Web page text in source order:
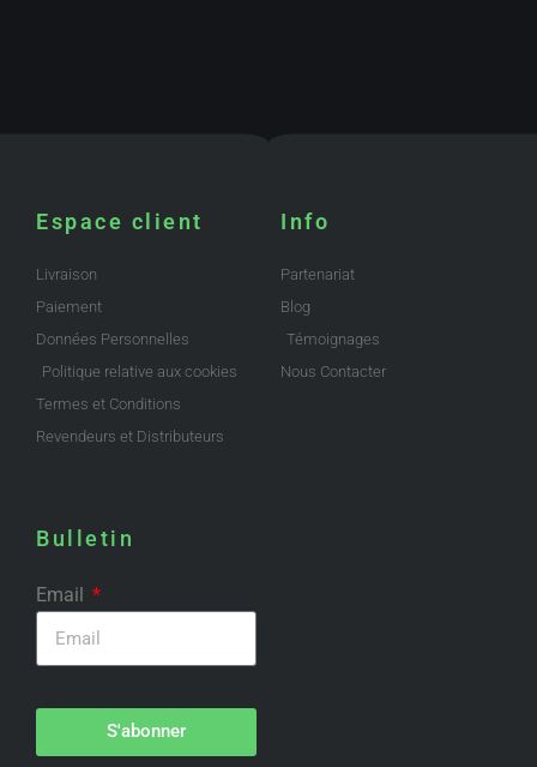
Espace client
Livraison
Paiement
Données Personnelles
Politique relative aux cookies
Termes et Conditions
Revendeurs et Distributeurs
Info
Partenariat
Blog
Témoignages
Nous Contacter
Bulletin
Email
S'abonner